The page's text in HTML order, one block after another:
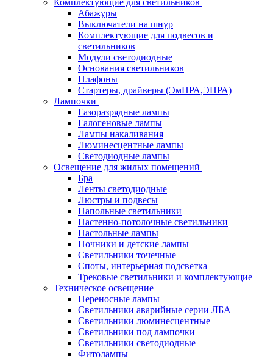
Абажуры
Выключатели на шнур
Комплектующие для подвесов и
светильников
Модули светодиодные
Основания светильников
Плафоны
Стартеры, драйверы (ЭмПРА,ЭПРА)
Лампочки
Газоразрядные лампы
Галогеновые лампы
Лампы накаливания
Люминесцентные лампы
Светодиодные лампы
Освещение для жилых помещений
Бра
Ленты светодиодные
Люстры и подвесы
Напольные светильники
Настенно-потолочные светильники
Настольные лампы
Ночники и детские лампы
Светильники точечные
Споты, интерьерная подсветка
Трековые светильники и комплектующие
Техническое освещение
Переносные лампы
Светильники аварийные серии ЛБА
Светильники люминесцентные
Светильники под лампочки
Светильники светодиодные
Фитолампы